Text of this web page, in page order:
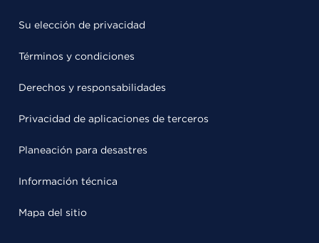
Su elección de privacidad
Términos y condiciones
Derechos y responsabilidades
Privacidad de aplicaciones de terceros
Planeación para desastres
Información técnica
Mapa del sitio